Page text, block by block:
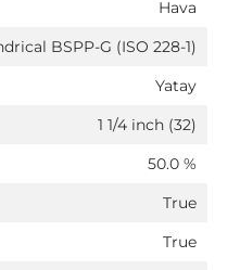
Hava
BSPP-G (ISO 228-1)
Yatay
1 1/4 inch (32)
50.0 %
True
True